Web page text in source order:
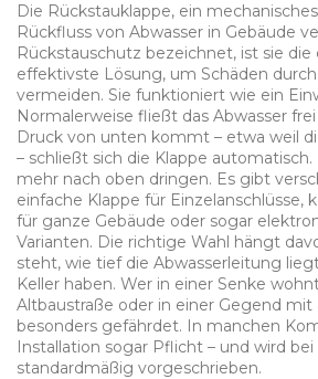
Die Rückstauklappe, ein
Rückfluss von Abwasser in Gebäude
Rückstauschutz bezeichnet, ist sie
effektivste Lösung, um Schäden
vermeiden. Sie funktioniert wie ein
Normalerweise fließt das Abwasser
Druck von unten kommt – etwa weil
– schließt sich die Klappe automatisch.
mehr nach oben dringen. Es gibt
einfache Klappe für Einzelanschlüsse,
für ganze Gebäude oder sogar
Varianten. Die richtige Wahl hängt
steht, wie tief die Abwasserleitung
Keller haben. Wer in einer Senke
Altbaustraße oder in einer Gegend mit
besonders gefährdet. In manchen
Installation sogar Pflicht – und wird
standardmäßig vorgeschrieben.